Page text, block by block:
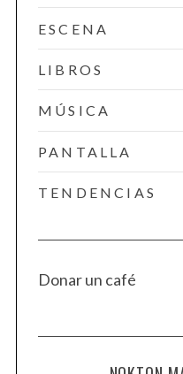
ESCENA
LIBROS
MÚSICA
PANTALLA
TENDENCIAS
Donar un café